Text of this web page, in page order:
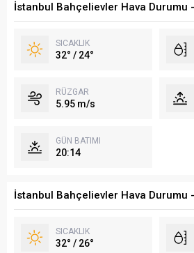
İstanbul Bahçelievler Hava Durumu
SICAKLIK
32° / 24°
RÜZGAR
5.95 m/s
GÜN BATIMI
20:14
İstanbul Bahçelievler Hava Durumu
SICAKLIK
32° / 26°